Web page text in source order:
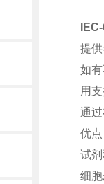
提
如
用
通
优
试
细